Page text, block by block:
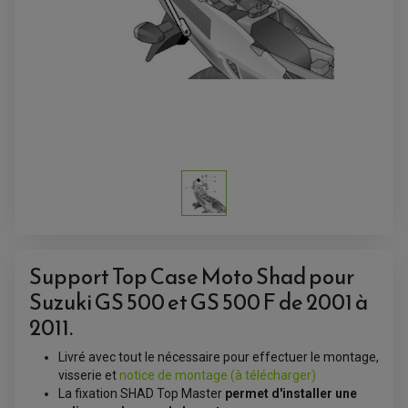
ACCESSOIRES QUAD
BOUCHON DE RÉSERVOIR QUAD
GUIDON QUAD
KIT DÉCO QUAD / SSV
KIT POIGNÉE DE GAZ QUAD
POIGNÉE QUAD
Support Top Case Moto Shad pour
Suzuki GS 500 et GS 500 F de 2001 à
2011.
Livré avec tout le nécessaire pour effectuer le montage,
visserie etnotice de montage (à télécharger)
La fixation SHAD Top Master permet d'installer une